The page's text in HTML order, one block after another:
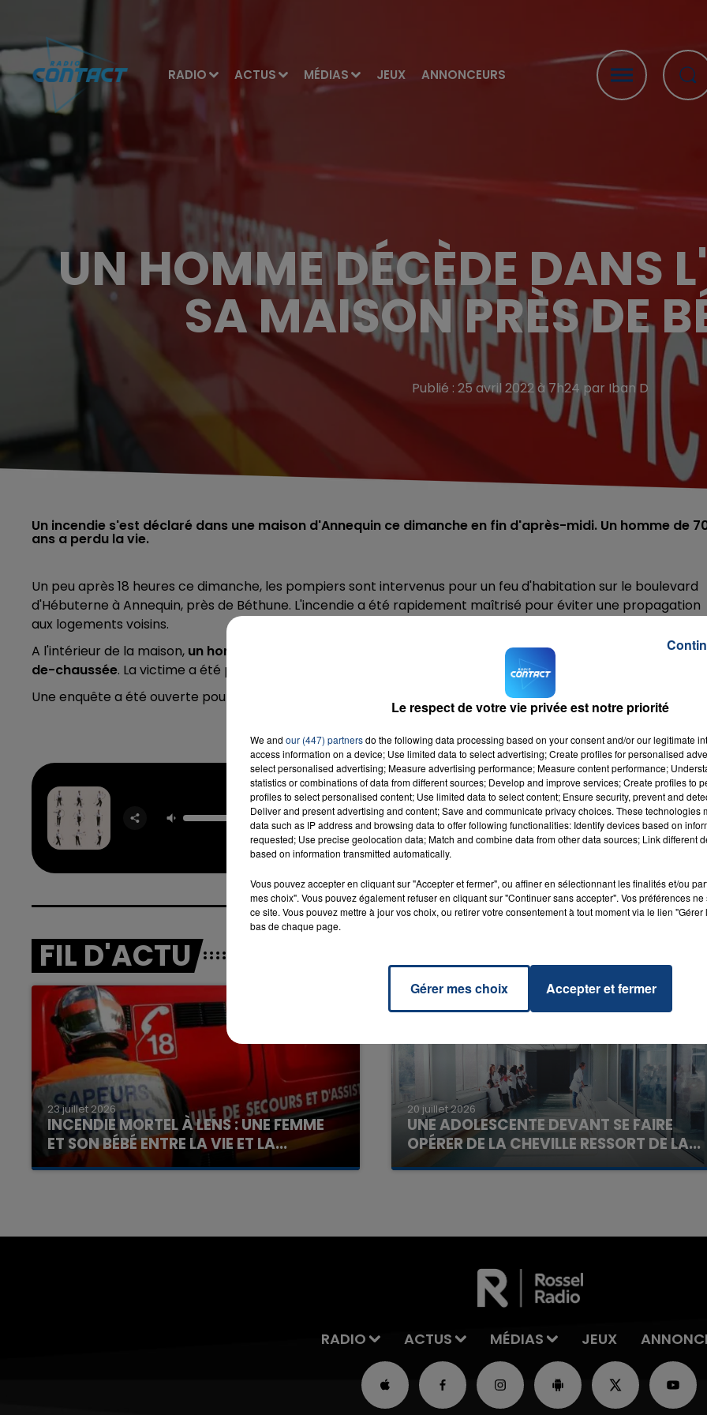
RADIO ACTUS MÉDIAS JEUX ANNONCEURS
UN HOMME DÉCÈDE DANS
SA MAISON PRÈS DE
Publié : 25 avril 2022 à 7h24 par Iban D
Un incendie s'est déclaré dans une maison d'Annequin ce dimanche en fin d'après-midi. Un homme de
ans a perdu la vie.
Un peu après 18 heures ce dimanche, les pompiers sont intervenus pour un feu d'habitation sur le boulevard
d'Hébuterne à Annequin, près de Béthune. L'incendie a été rapidement maîtrisé pour éviter une propagation
aux logements voisins.
A l'intérieur de la maison, un homme de 70 ans, handicapé, a été retrouvé mort dans son fauteuil au rez-
de-chaussée. La victime a été probablement intoxiquée par les fumées.
Une enquête a été ouverte pour déterminer les causes précises de l'incendie.
Sante
STROMAE
RADIO CONTACT
FIL D'ACTU
23 juillet 2026
INCENDIE MORTEL À LENS : UNE FEMME
ET SON BÉBÉ ENTRE LA VIE ET LA...
Un homme s'est immolé par le feu après avoir
20 juillet 2026
UNE ADOLESCENTE DEVANT SE FAIRE
OPÉRER DE LA CHEVILLE RESSORT DE LA...
La famille a porté plainte contre la clinique qui a
RADIO ACTUS MÉDIAS JEUX
Le respect de votre vie privée est notre priorité
We and our (447) partnersdo the following data processing based on your consent and/or our legitimate
access information on a device; Use limited data to select advertising; Create profiles for personalised
select personalised advertising; Measure advertising performance; Measure content performance;
statistics or combinations of data from different sources; Develop and improve services; Create profiles to
profiles to select personalised content; Use limited data to select content; Ensure security, prevent and
Deliver and present advertising and content; Save and communicate privacy choices. These technologies
data such as IP address and browsing data to offer following functionalities: Identify devices based on
requested; Use precise geolocation data; Match and combine data from other data sources; Link different
based on information transmitted automatically.
Vous pouvez accepter en cliquant sur "Accepter et fermer", ou affiner en sélectionnant les finalités et/ou
mes choix". Vous pouvez également refuser en cliquant sur "Continuer sans accepter". Vos préférences
ce site. Vous pouvez mettre à jour vos choix, ou retirer votre consentement à tout moment via le lien
bas de chaque page.
Gérer mes choix Accepter et fermer